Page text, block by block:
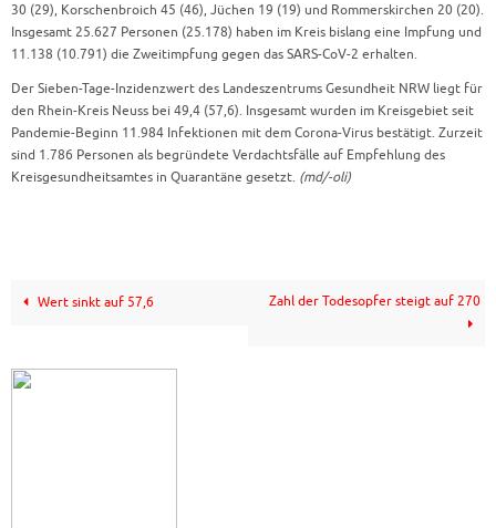
30 (29), Korschenbroich 45 (46), Jüchen 19 (19) und Rommerskirchen 20 (20).
Insgesamt 25.627 Personen (25.178) haben im Kreis bislang eine Impfung und
11.138 (10.791) die Zweitimpfung gegen das SARS-CoV-2 erhalten.
Der Sieben-Tage-Inzidenzwert des Landeszentrums Gesundheit NRW liegt für
den Rhein-Kreis Neuss bei 49,4 (57,6). Insgesamt wurden im Kreisgebiet seit
Pandemie-Beginn 11.984 Infektionen mit dem Corona-Virus bestätigt. Zurzeit
sind 1.786 Personen als begründete Verdachtsfälle auf Empfehlung des
Kreisgesundheitsamtes in Quarantäne gesetzt. (md/-oli)
Wert sinkt auf 57,6 Zahl der Todesopfer steigt auf 270